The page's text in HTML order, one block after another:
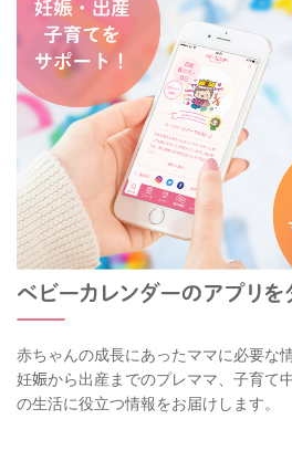
赤ちゃんの成長にあったママに必要な
妊娠から出産までのプレママ、子育て
の生活に役立つ情報をお届けします。